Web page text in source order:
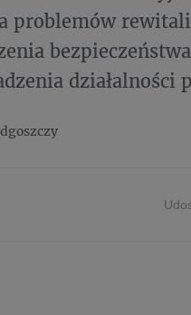
problemów
działalności